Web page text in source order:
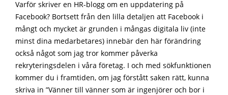
Varför skriver en HR-blogg om en uppdatering på
Facebook? Bortsett från den lilla detaljen att Facebook i
mångt och mycket är grunden i mångas digitala liv (inte
minst dina medarbetares) innebär den här förändring
också något som jag tror kommer påverka
rekryteringsdelen i våra företag. I och med sökfunktionen
kommer du i framtiden, om jag förstått saken rätt, kunna
skriva in ”Vänner till vänner som är ingenjörer och bor i